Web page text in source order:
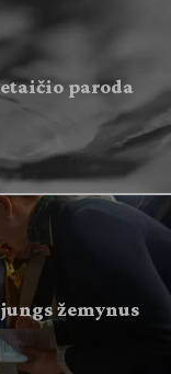
paroda
žemynus